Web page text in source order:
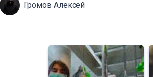
Громов Алексей